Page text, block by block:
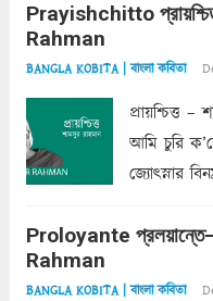
তার সুষমায়
Prayishchitto
Rahman
BANGLA KOBITA | বাংলা কবিতা
প্রায়শ্চিত্ত
আমি চুরি
জ্যোৎস্নার
ছায়াচ্ছন্ন
Proloyante
Rahman
BANGLA KOBITA | বাংলা কবিতা